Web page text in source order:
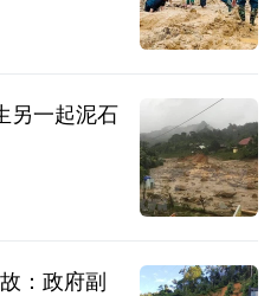
另一起泥石
：政府副